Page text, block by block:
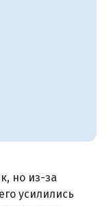
но из-за
усилились